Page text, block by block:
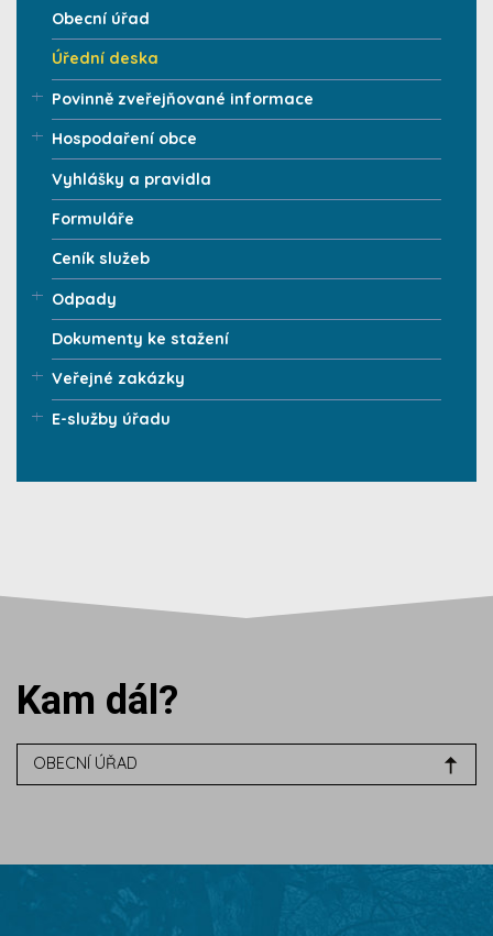
Obecní úřad
Úřední deska
Povinně zveřejňované informace
Hospodaření obce
Vyhlášky a pravidla
Formuláře
Ceník služeb
Odpady
Dokumenty ke stažení
Veřejné zakázky
E-služby úřadu
Kam dál?
OBECNÍ ÚŘAD